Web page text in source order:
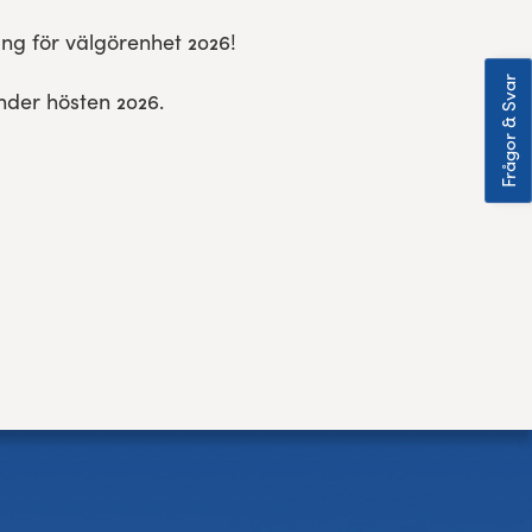
för välgörenhet 2026!
hösten 2026. Frågor & Svar